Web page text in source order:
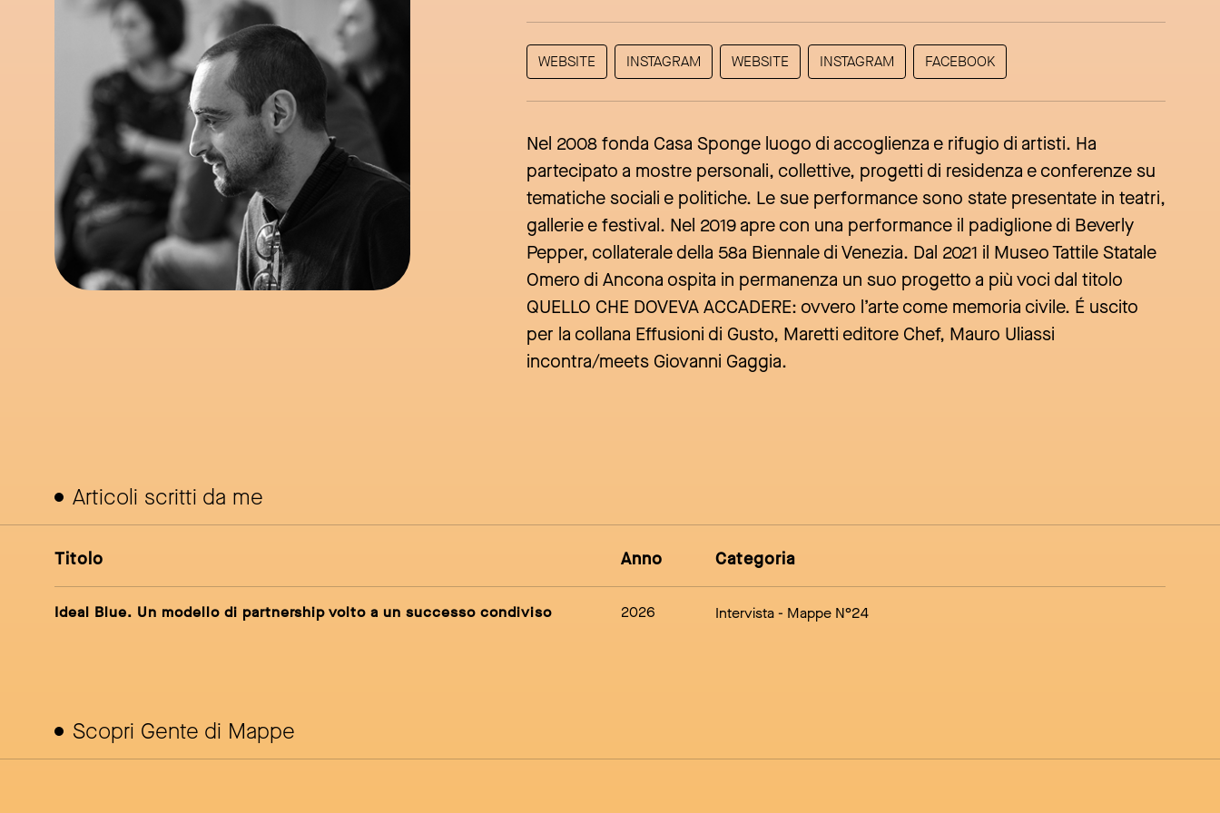
WEBSITE INSTAGRAM WEBSITE INSTAGRAM FACEBOOK
Nel 2008 fonda Casa Sponge luogo di accoglienza e rifugio di artisti. Ha
partecipato a mostre personali, collettive, progetti di residenza e conferenze su
tematiche sociali e politiche. Le sue performance sono state presentate in teatri,
gallerie e festival. Nel 2019 apre con una performance il padiglione di Beverly
Pepper, collaterale della 58a Biennale di Venezia. Dal 2021 il Museo Tattile Statale
Omero di Ancona ospita in permanenza un suo progetto a più voci dal titolo
QUELLO CHE DOVEVA ACCADERE: ovvero l’arte come memoria civile. É uscito
per la collana Effusioni di Gusto, Maretti editore Chef, Mauro Uliassi
incontra/meets Giovanni Gaggia.
Articoli scritti da me
Titolo Anno Categoria
Ideal Blue. Un modello di partnership volto a un successo condiviso 2026 Intervista- Mappe N°24
Scopri Gente di Mappe